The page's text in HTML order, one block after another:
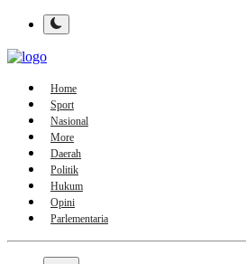
Home
Sport
Nasional
More
Daerah
Politik
Hukum
Opini
Parlementaria